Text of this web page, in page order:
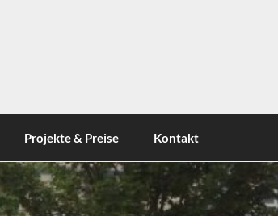
Projekte & Preise Kontakt